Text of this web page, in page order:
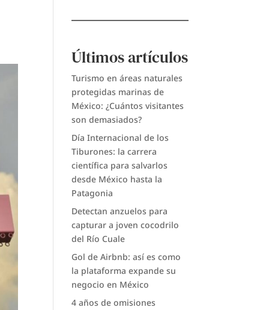
Últimos artículos
Turismo en áreas naturales
protegidas marinas de
México: ¿Cuántos visitantes
son demasiados?
Día Internacional de los
Tiburones: la carrera
científica para salvarlos
desde México hasta la
Patagonia
Detectan anzuelos para
capturar a joven cocodrilo
del Río Cuale
Gol de Airbnb: así es como
la plataforma expande su
negocio en México
4 años de omisiones